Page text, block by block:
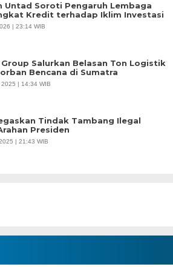
Untad Soroti Pengaruh Lembaga
Kredit terhadap Iklim Investasi
| 23:14 WIB
Salurkan Belasan Ton Logistik
Bencana di Sumatra
| 14:34 WIB
Tindak Tambang Ilegal
Presiden
| 21:43 WIB